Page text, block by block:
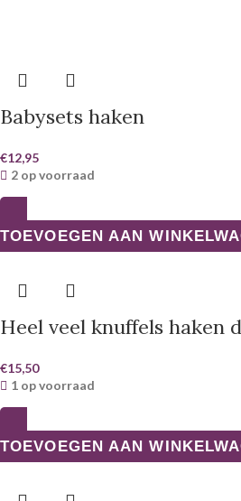
Babysets haken
€12,95
2 op voorraad
TOEVOEGEN AAN
Heel veel knuffels haken
€15,50
1 op voorraad
TOEVOEGEN AAN